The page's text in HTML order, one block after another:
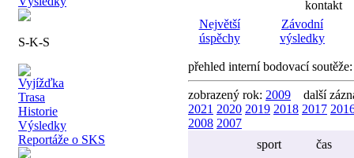
S-K-S
Vyjížďka
Trasa
Historie
Výsledky
Reportáže o SKS
kontakt
Největší
úspěchy
Závodní
výsledky
přehled interní bodovací
zobrazený rok: 2009 další
2021 2020 2019 2018 2017
2008 2007
sport
čas